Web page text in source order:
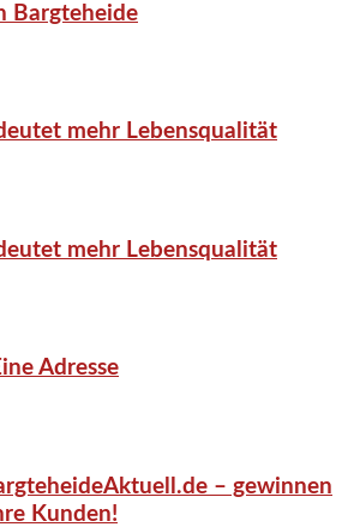
Bargteheide
mehr Lebensqualität
mehr Lebensqualität
Adresse
– gewinnen
Kunden!